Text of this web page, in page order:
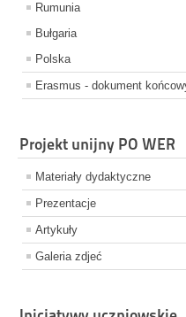
Rumunia
Bułgaria
Polska
Erasmus - dokument
Projekt unijny PO WER
Materiały dydaktyczne
Prezentacje
Artykuły
Galeria zdjeć